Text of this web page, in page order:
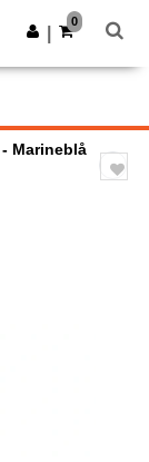
Last ned app
0
- Marineblå